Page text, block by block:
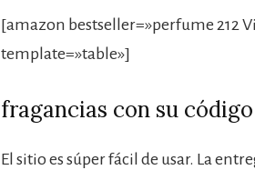
[amazon bestseller=»perfume 212
template=»table»]
fragancias con su
El sitio es súper fácil de usar. La